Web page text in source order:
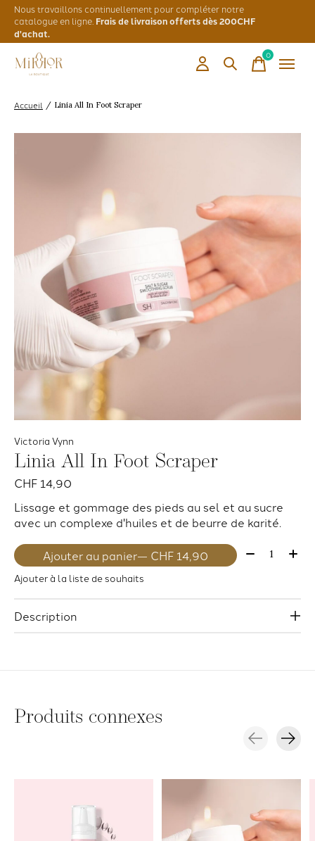
Nous travaillons continuellement pour compléter notre
catalogue en ligne. Frais de livraison offerts dès 200CHF
d'achat.
0items
Accueil / Linia All In Foot Scraper
Victoria Vynn
Linia All In Foot Scraper
CHF 14,90
Lissage et gommage des pieds au sel et au sucre
avec un complexe d'huiles et de beurre de karité.
Ajouter au panier — CHF 14,90 Quantité:
Ajouter à la liste de souhaits
Description
Produits connexes